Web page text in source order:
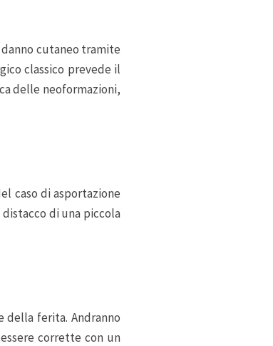
cutaneo tramite
classico prevede il
delle neoformazioni,
caso di asportazione
di una piccola
della ferita. Andranno
corrette con un